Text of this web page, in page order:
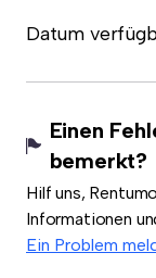
Datum
Einen
bemerkt?
Hilf uns,
Informationen
Ein Problem